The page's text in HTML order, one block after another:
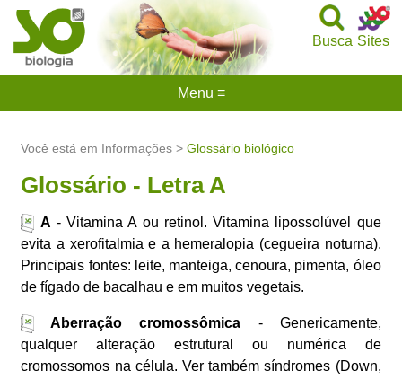
Sites
Busca
Você está em Informações >Glossário biológico
Glossário - Letra A
A - Vitamina A ou retinol. Vitamina lipossolúvel que
evita a xerofitalmia e a hemeralopia (cegueira noturna).
Principais fontes: leite, manteiga, cenoura, pimenta, óleo
de fígado de bacalhau e em muitos vegetais.
Aberração cromossômica - Genericamente,
qualquer alteração estrutural ou numérica de
cromossomos na célula. Ver também síndromes (Down,